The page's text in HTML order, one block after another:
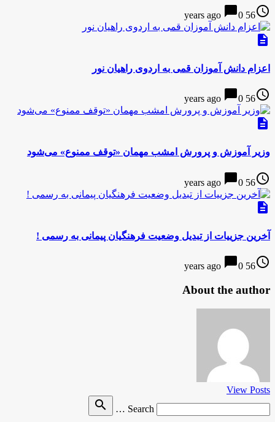
access_time
56 years ago
chat_bubble0
description
اعزام دانش آموزان قمی به اردوی راهیان نور
access_time
56 years ago
chat_bubble0
description
وزیر آموزش و پرورش امشب مهمان «توقف ممنوع» می‌شود
access_time
56 years ago
chat_bubble0
description
آخرین جزییات از تبدیل وضعیت فرهنگیان پیمانی به رسمی !
access_time
56 years ago
chat_bubble0
About the author
View Posts
Search …
search